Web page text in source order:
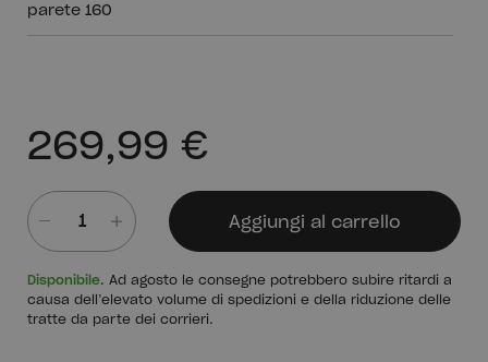
269,99 €
Aggiungi al carrello
Disponibile. Ad agosto le consegne potrebbero subire ritardi a
causa dell’elevato volume di spedizioni e della riduzione delle
tratte da parte dei corrieri.
parete 160